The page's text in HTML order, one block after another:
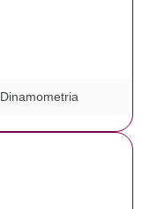
Dinamometria